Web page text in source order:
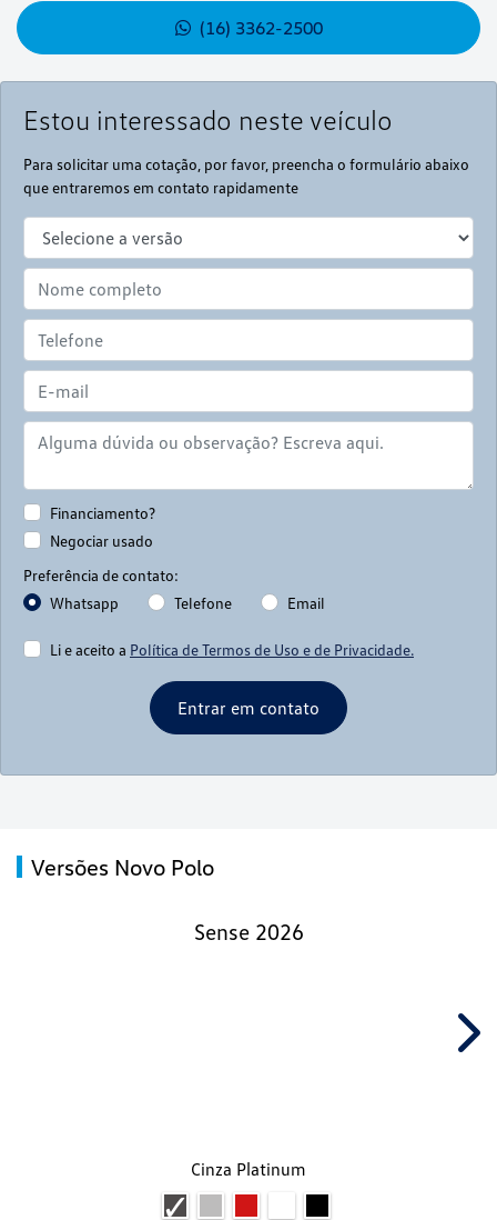
Estou interessado neste veículo
Para solicitar uma cotação, por favor, preencha o formulário abaixo
que entraremos em contato rapidamente
Financiamento?
Negociar usado
Preferência de contato:
Whatsapp
Telefone Email
Li e aceito a Política de Termos de Uso e de Privacidade.
Entrar em contato
(16) 3362-2500
Versões Novo Polo
Sense 2026
Cinza Platinum